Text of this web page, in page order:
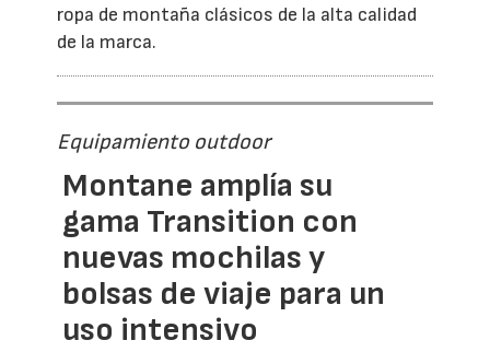
ropa de montaña clásicos de la alta calidad
de la marca.
Equipamiento outdoor
Montane amplía su
gama Transition con
nuevas mochilas y
bolsas de viaje para un
uso intensivo